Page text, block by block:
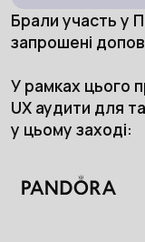
Брали участь у
запрошені
У рамках цього
UX аудити для
у цьому заході: